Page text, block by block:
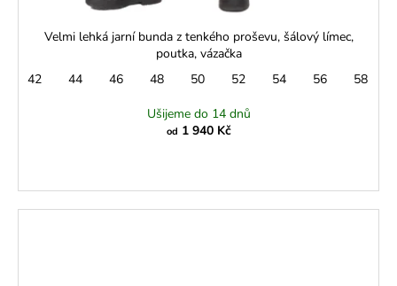
Velmi lehká jarní bunda z tenkého proševu, šálový límec,
poutka, vázačka
42
44 46 48 50 52 54 56 58
Ušijeme do 14 dnů
od 1 940 Kč